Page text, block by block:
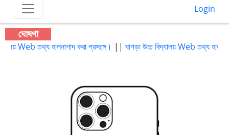
Login
ঘোষণা
Web তথ্য হালনাগাদ করা প্রসঙ্গে।|| ঘাগড়া উচ্চ বিদ্যালয় Web তথ্য হালনাগাদ